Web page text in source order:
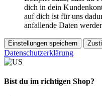
dich in dein
auf dich ist für uns
anfallende Daten
Einstellungen speichern
Datenschutzerklärung
Bist du im richtigen Shop?